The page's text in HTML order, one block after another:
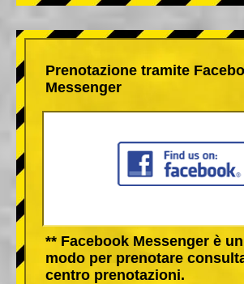
Prenotazione tramite
Messenger
** Facebook Messenger è
modo per prenotare
centro prenotazioni.